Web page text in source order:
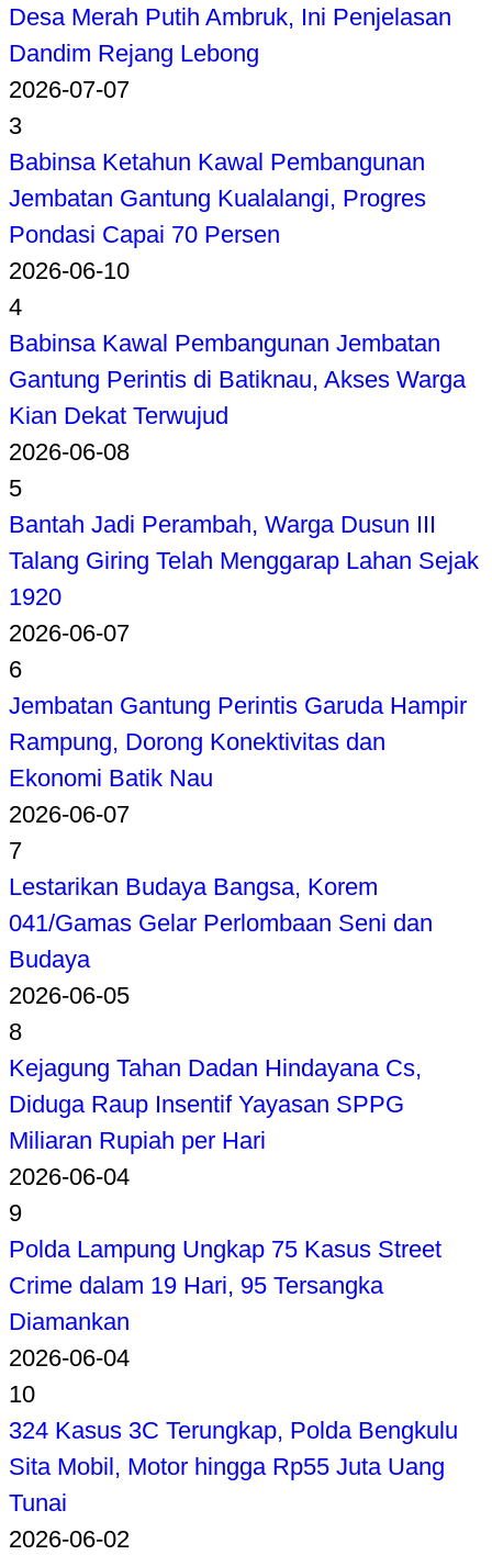
Desa Merah Putih Ambruk, Ini Penjelasan
Dandim Rejang Lebong
2026-07-07
3
Babinsa Ketahun Kawal Pembangunan
Jembatan Gantung Kualalangi, Progres
Pondasi Capai 70 Persen
2026-06-10
4
Babinsa Kawal Pembangunan Jembatan
Gantung Perintis di Batiknau, Akses Warga
Kian Dekat Terwujud
2026-06-08
5
Bantah Jadi Perambah, Warga Dusun III
Talang Giring Telah Menggarap Lahan Sejak
1920
2026-06-07
6
Jembatan Gantung Perintis Garuda Hampir
Rampung, Dorong Konektivitas dan
Ekonomi Batik Nau
2026-06-07
7
Lestarikan Budaya Bangsa, Korem
041/Gamas Gelar Perlombaan Seni dan
Budaya
2026-06-05
8
Kejagung Tahan Dadan Hindayana Cs,
Diduga Raup Insentif Yayasan SPPG
Miliaran Rupiah per Hari
2026-06-04
9
Polda Lampung Ungkap 75 Kasus Street
Crime dalam 19 Hari, 95 Tersangka
Diamankan
2026-06-04
10
324 Kasus 3C Terungkap, Polda Bengkulu
Sita Mobil, Motor hingga Rp55 Juta Uang
Tunai
2026-06-02